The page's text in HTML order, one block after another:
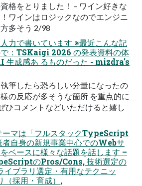
格をとりました！ – ワイン好きな
ワインはロジックなのでエンジニ
多そう 2/98
力で書いています ※最近こんな記
：TSKaigi 2026 の発表資料の体
生成感あ るものだった - mizdra's
筆したら恐ろしい分量になったの
の反応が多そうな箇所 を重点的に
ひコメントなどいただけると嬉し
ーマは「フルスタックTypeScript
者自身の新規事業中心でのWebサ
ベースに様々な話題を話します –
のPros/Cons, 技術選定の
イブラリ選定・有用なテクニッ
（採用・育成）,